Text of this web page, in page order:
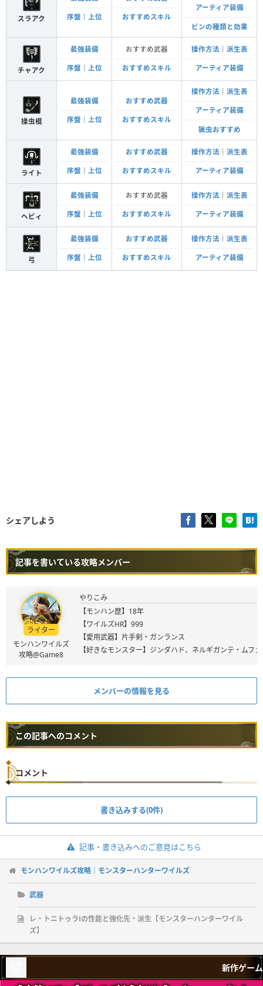
スラアク 序盤 上位 おすすめスキル
アーティア装備
ビンの種類と効果
チャアク
最強装備
序盤 上位
おすすめ武器
おすすめスキル
操作方法 派生表
アーティア装備
操虫棍
最強装備
序盤 上位
おすすめ武器
おすすめスキル
操作方法 派生表
アーティア装備
猟虫おすすめ
ライト
最強装備
序盤 上位
おすすめ武器
おすすめスキル
操作方法 派生表
アーティア装備
ヘビィ
最強装備
序盤 上位
おすすめ武器
おすすめスキル
操作方法 派生表
アーティア装備
弓
最強装備
序盤 上位
おすすめ武器
おすすめスキル
操作方法 派生表
アーティア装備
シェアしよう
記事を書いている攻略メンバー
ライター
モンハンワイルズ
攻略@Game8
やりこみ
【モンハン歴】18年
【ワイルズHR】999
【愛用武器】片手剣・ガンランス
【好きなモンスター】ジンダハド、ネルギガンテ・ムフ
メンバーの情報を見る
この記事へのコメント
コメント
書き込みする(0件)
記事・書き込みへのご意見はこちら
モンハンワイルズ攻略｜モンスターハンターワイルズ
武器
レ・トニトゥラⅠの性能と強化先・派生【モンスターハンターワイル
ズ】
新作ゲーム